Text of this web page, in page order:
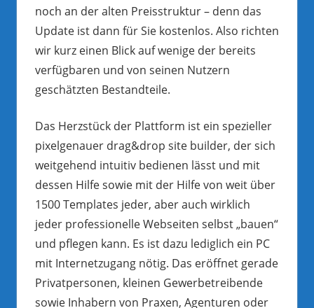
noch an der alten Preisstruktur – denn das
Update ist dann für Sie kostenlos. Also richten
wir kurz einen Blick auf wenige der bereits
verfügbaren und von seinen Nutzern
geschätzten Bestandteile.
Das Herzstück der Plattform ist ein spezieller
pixelgenauer drag&drop site builder, der sich
weitgehend intuitiv bedienen lässt und mit
dessen Hilfe sowie mit der Hilfe von weit über
1500 Templates jeder, aber auch wirklich
jeder professionelle Webseiten selbst „bauen“
und pflegen kann. Es ist dazu lediglich ein PC
mit Internetzugang nötig. Das eröffnet gerade
Privatpersonen, kleinen Gewerbetreibende
sowie Inhabern von Praxen, Agenturen oder